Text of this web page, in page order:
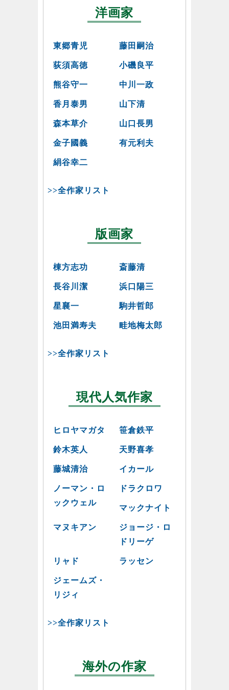
洋画家
東郷青児 藤田嗣治
荻須高徳 小磯良平
熊谷守一 中川一政
香月泰男 山下清
森本草介 山口長男
金子國義 有元利夫
絹谷幸二
>>全作家リスト
版画家
棟方志功 斎藤清
長谷川潔 浜口陽三
星襄一 駒井哲郎
池田満寿夫 畦地梅太郎
>>全作家リスト
現代人気作家
ヒロヤマガタ 笹倉鉄平
鈴木英人 天野喜孝
藤城清治 イカール
ノーマン・ロ
ックウェル
ドラクロワ
マックナイト
マヌキアン
ジョージ・ロ
ドリーゲ
リャド ラッセン
ジェームズ・
リジィ
>>全作家リスト
海外の作家